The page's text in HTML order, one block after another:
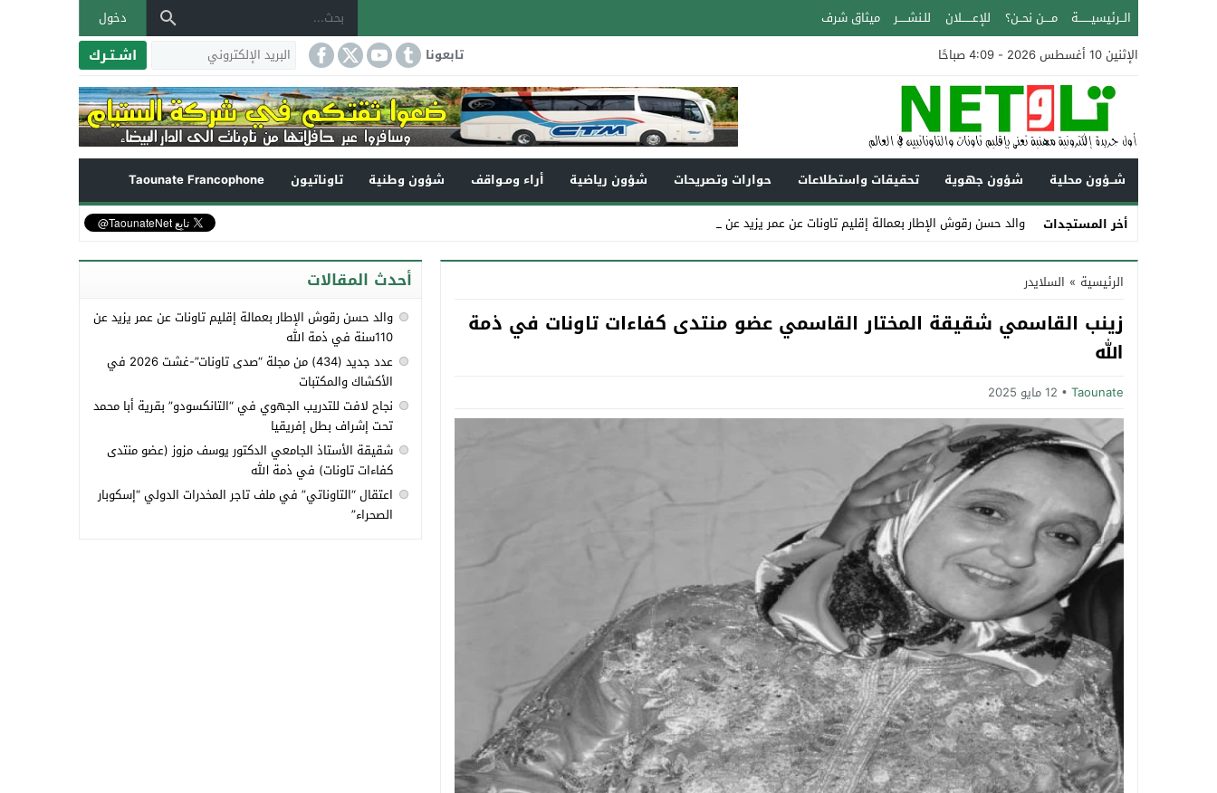
الــرئيسيـــــــة مــــن نحــن؟ للإعــــــلان للـنشـــــر ميثاق شرف
دخول
الإثنين 10 أغسطس 2026 - 4:09 صباحًا
تابعونا اشـتـرك
شــؤون محلية شؤون جهوية تحقيقات واستطلاعات حوارات وتصريحات شؤون رياضية أراء ومـواقف شؤون وطنية تاوناتيون
Taounate Francophone
أخر المستجدات
والد حسن رقوش الإطار بعمالة إقليم تاونات عن عمر يزيد عن 110سنة _
Stop
Previous
Next
الرئيسية » السلايدر
زينب القاسمي شقيقة المختار القاسمي عضو منتدى كفاءات تاونات في ذمة
الله
Taounate 12 مايو 2025
أحدث المقالات
والد حسن رقوش الإطار بعمالة إقليم تاونات عن عمر يزيد عن
110سنة في ذمة الله
عدد جديد (434) من مجلة “صدى تاونات”-غشت 2026 في
الأكشاك والمكتبات
نجاح لافت للتدريب الجهوي في “التانكسودو” بقرية أبا محمد
تحت إشراف بطل إفريقيا
شقيقة الأستاذ الجامعي الدكتور يوسف مزوز (عضو منتدى
كفاءات تاونات) في ذمة الله
اعتقال “التاوناتي” في ملف تاجر المخدرات الدولي “إسكوبار
الصحراء”